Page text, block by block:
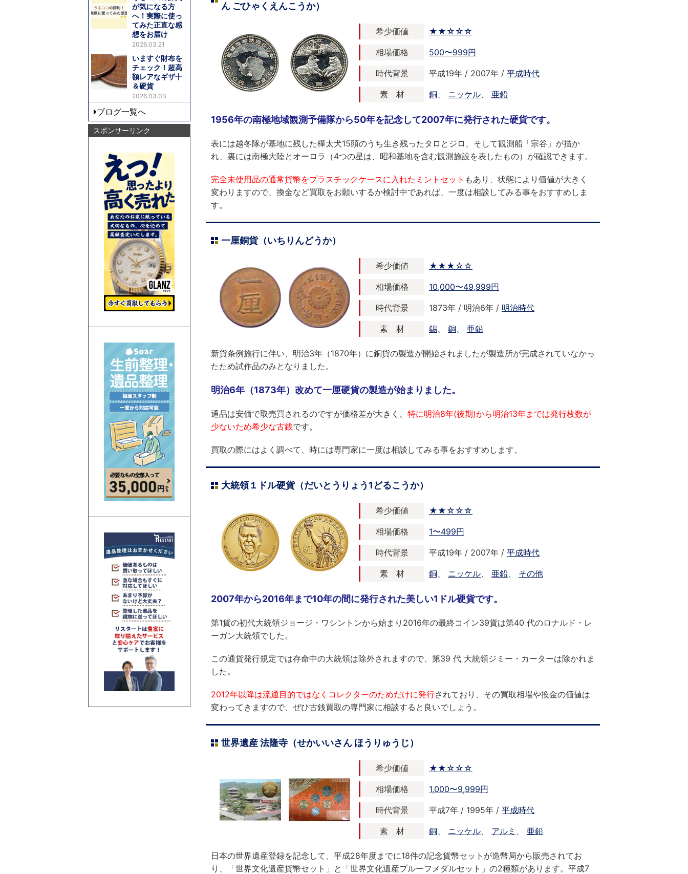
ん ごひゃくえんこうか）
希少価値 ★★☆☆☆
相場価格 500〜999円
時代背景 平成19年 / 2007年 / 平成時代
素 材 銅 ニッケル 亜鉛
1956年の南極地域観測予備隊から50年を記念して2007年に発行された硬貨です。
表には越冬隊が基地に残した樺太犬15頭のうち生き残ったタロとジロ、そして観測船「宗谷」が描か
れ、裏には南極大陸とオーロラ（4つの星は、昭和基地を含む観測施設を表したもの）が確認できます。
完全未使用品の通常貨幣をプラスチックケースに入れたミントセット もあり、状態により価値が大きく
変わりますので、換金など買取をお願いするか検討中であれば、一度は相談してみる事をおすすめしま
す。
一厘銅貨（いちりんどうか）
希少価値 ★★★☆☆
相場価格 10,000〜49,999円
時代背景 1873年 / 明治6年 / 明治時代
素 材 錫 銅 亜鉛
新貨条例施行に伴い、明治3年（1870年）に銅貨の製造が開始されましたが製造所が完成されていなかっ
たため試作品のみとなりました。
明治6年（1873年）改めて一厘硬貨の製造が始まりました。
通品は安価で取売買されるのですが価格差が大きく、 特に明治8年(後期)から明治13年までは発行枚数が
少ないため希少な古銭です。
買取の際にはよく調べて、時には専門家に一度は相談してみる事をおすすめします。
大統領１ドル硬貨（だいとうりょう1どるこうか）
希少価値 ★★☆☆☆
相場価格 1〜499円
時代背景 平成19年 / 2007年 / 平成時代
素 材 銅 ニッケル 亜鉛 その他
2007年から2016年まで10年の間に発行された美しい1ドル硬貨です。
第1貨の初代大統領ジョージ・ワシントンから始まり2016年の最終コイン39貨は第40 代のロナルド・レ
ーガン大統領でした。
この通貨発行規定では存命中の大統領は除外されますので、第39 代 大統領ジミー・カーターは除かれま
した。
2012年以降は流通目的ではなくコレクターのためだけに発行されており、その買取相場や換金の価値は
変わってきますので、ぜひ古銭買取の専門家に相談すると良いでしょう。
世界遺産 法隆寺（せかいいさん ほうりゅうじ）
希少価値 ★★☆☆☆
相場価格 1,000〜9,999円
時代背景 平成7年 / 1995年 / 平成時代
素 材 銅 ニッケル アルミ 亜鉛
日本の世界遺産登録を記念して、平成28年度までに18件の記念貨幣セットが造幣局から販売されてお
り、「世界文化遺産貨幣セット」と「世界文化遺産プルーフメダルセット」の2種類があります。平成7
が気になる方
へ！実際に使っ
てみた正直な感
想をお届け
2026.03.21
いますぐ財布を
チェック！超高
額レアなギザ十
＆硬貨
2026.03.03
ブログ一覧へ
スポンサーリンク